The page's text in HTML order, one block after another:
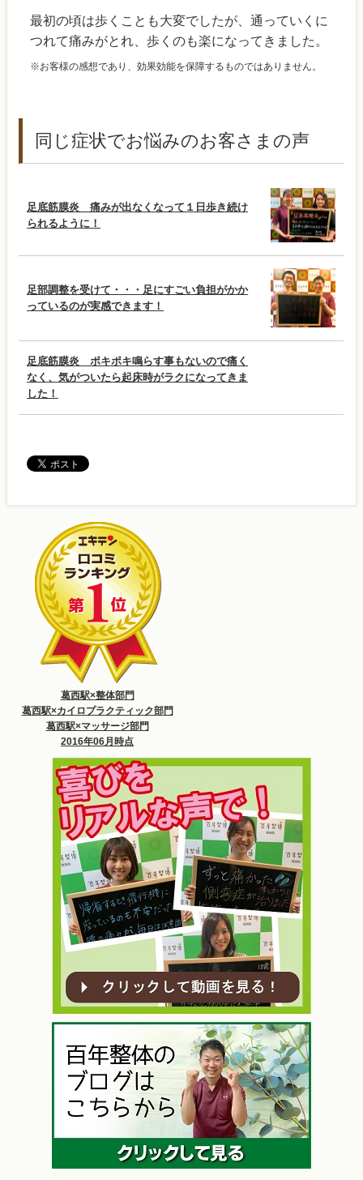
最初の頃は歩くことも大変でしたが、通っていくに
つれて痛みがとれ、歩くのも楽になってきました。
※お客様の感想であり、効果効能を保障するものではありません。
同じ症状でお悩みのお客さまの声
足底筋膜炎 痛みが出なくなって１日歩き続け
られるように！
足部調整を受けて・・・足にすごい負担がかか
っているのが実感できます！
足底筋膜炎 ポキポキ鳴らす事もないので痛く
なく、気がついたら起床時がラクになってきま
した！
葛西駅×整体部門
葛西駅×カイロプラクティック部門
葛西駅×マッサージ部門
2016年06月時点